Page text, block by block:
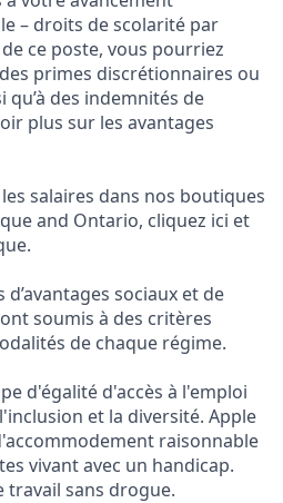
– droits de scolarité par
ce poste, vous pourriez
primes discrétionnaires ou
des indemnités de
plus sur les avantages
salaires dans nos boutiques
and Ontario, cliquez ici et
sociaux et de
soumis à des critères
de chaque régime.
d'égalité d'accès à l'emploi
et la diversité. Apple
raisonnable
vivant avec un handicap.
travail sans drogue.